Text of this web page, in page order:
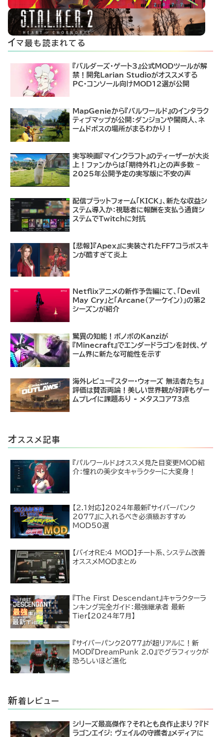
イマ最も読まれてる
『バルダーズ・ゲート3』公式MODツールが解
禁！開発Larian Studioがオススメする
PC・コンソール向けMOD12選が公開
MapGenieから『パルワールド』のインタラク
ティブマップが公開：ダンジョンや闇商人、ネ
ームドボスの場所がまるわかり！
実写映画『マインクラフト』のティーザーが大炎
上！ファンからは「期待外れ」との声多数 –
2025年公開予定の実写版に不安の声
配信プラットフォーム「KICK」、新たな収益シ
ステム導入か：視聴者に報酬を支払う通貨シ
ステムでTwitchに対抗
【悲報】『Apex』に実装されたFF7コラボスキ
ンが酷すぎて炎上
Netflixアニメの新作予告編にて、「Devil
May Cry」と「Arcane（アーケイン）」の第2
シーズンが紹介
驚異の知能！ボノボのKanziが
『Minecraft』でエンダードラゴンを討伐、ゲ
ーム界に新たな可能性を示す
海外レビュー『スター・ウォーズ 無法者たち』
評価は賛否両論！美しい世界観が好評もゲー
ムプレイに課題あり - メタスコア73点
オ ススメ記事
『パルワールド』オススメ見た目変更MOD紹
介：憧れの美少女キャラクターに大変身！
【2.1対応】2024年最新『サイバーパンク
2077』に入れるべき必須級おすすめ
MOD50選
【バイオRE:4 MOD】チート系、システム改善
オススメMODまとめ
『The First Descendant』キャラクターラ
ンキング完全ガイド：最強継承者 最新
Tier【2024年7月】
『サイバーパンク2077』が超リアルに！新
MOD『DreamPunk 2.0』でグラフィックが
恐ろしいほど進化
新着レビュー
シリーズ最高傑作？それとも良作止まり？『ド
ラゴンエイジ: ヴェイルの守護者』メディアに